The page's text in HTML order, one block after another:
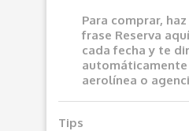
Para comprar,
frase Reserva aquí
cada fecha y te
aerolínea o
Tips